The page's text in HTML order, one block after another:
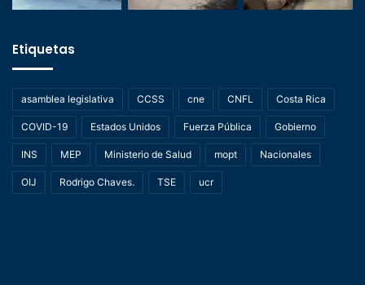
Etiquetas
asamblea legislativa CCSS cne CNFL Costa Rica
COVID-19 Estados Unidos Fuerza Pública Gobierno
INS MEP Ministerio de Salud mopt Nacionales
OIJ Rodrigo Chaves. TSE ucr